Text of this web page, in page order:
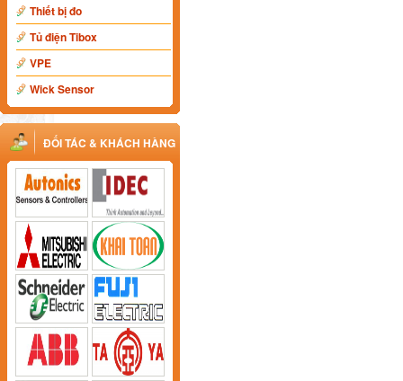
Thiết bị đo
Tủ điện Tibox
VPE
Wick Sensor
ĐỐI TÁC & KHÁCH HÀNG